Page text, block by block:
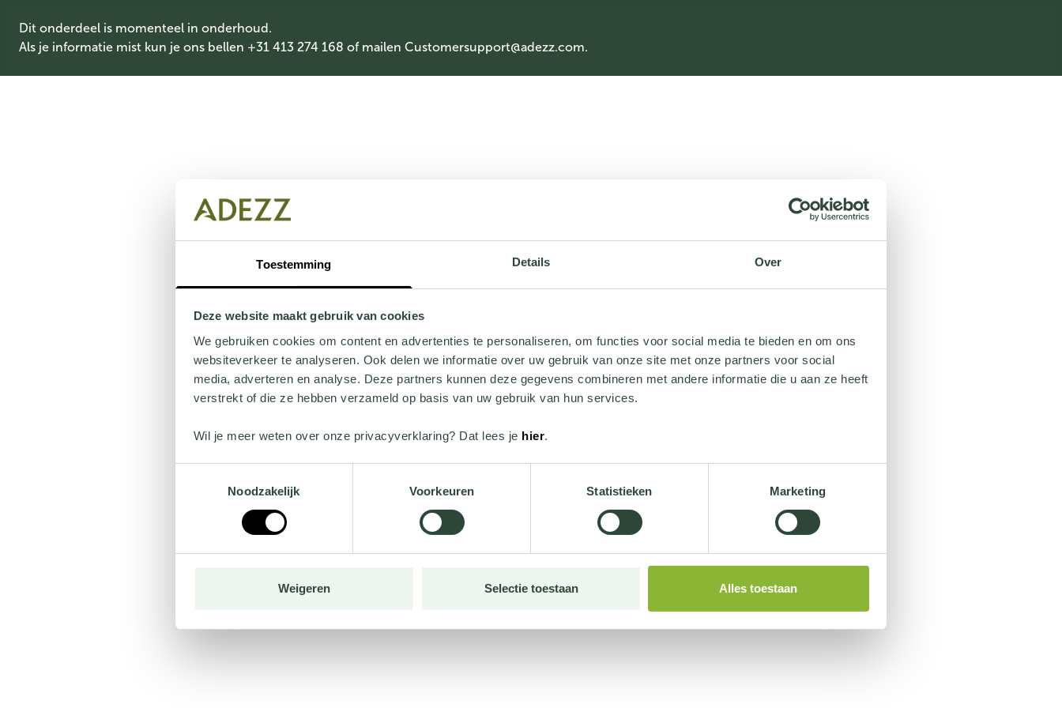
Toestemming Details Over
Deze website maakt gebruik van cookies
We gebruiken cookies om content en advertenties te personaliseren, om functies voor social media te bieden en om ons
websiteverkeer te analyseren. Ook delen we informatie over uw gebruik van onze site met onze partners voor social
media, adverteren en analyse. Deze partners kunnen deze gegevens combineren met andere informatie die u aan ze heeft
verstrekt of die ze hebben verzameld op basis van uw gebruik van hun services.
Wil je meer weten over onze privacyverklaring? Dat lees je hier.
Noodzakelijk
Voorkeuren Statistieken Marketing
Weigeren Selectie toestaan Alles toestaan
Dit onderdeel is momenteel in onderhoud.
Als je informatie mist kun je ons bellen +31 413 274 168 of mailen Customersupport@adezz.com.